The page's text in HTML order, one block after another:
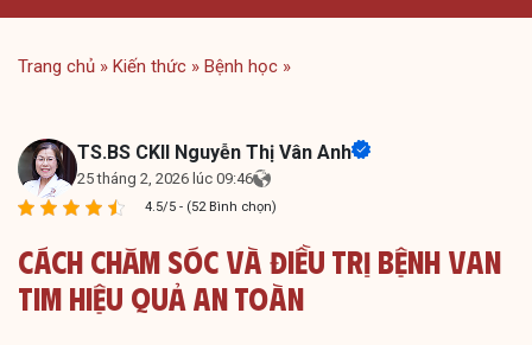
Trang chủ » Kiến thức » Bệnh học »
TS.BS CKII Nguyễn Thị Vân Anh
25 tháng 2, 2026 lúc 09:46
4.5/5 - (52 Bình chọn)
Cách Chăm Sóc Và Điều Trị Bệnh Van
Tim Hiệu Quả An Toàn